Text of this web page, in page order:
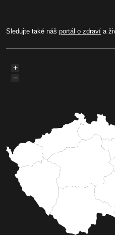
Sledujte také náš portál o zdraví a
+
−